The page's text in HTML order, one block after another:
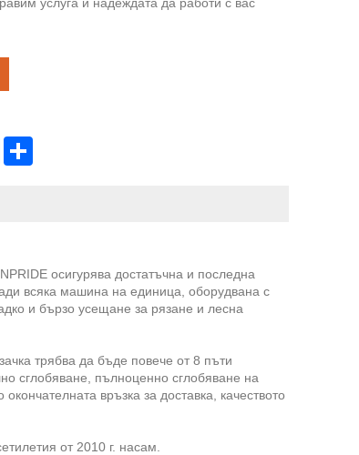
LinkedInShare
осигурява достатъчна и последна
всяка машина на единица, оборудвана с
и бързо усещане за рязане и лесна
трябва да бъде повече от 8 пъти
сглобяване, пълноценно сглобяване на
връзка за доставка, качеството
от 2010 г. насам.